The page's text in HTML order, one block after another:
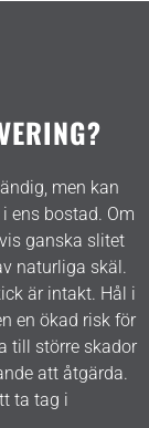
men kan
ens bostad. Om
ganska slitet
naturliga skäl.
är intakt. Hål i
en ökad risk för
till större skador
att åtgärda.
ta tag i